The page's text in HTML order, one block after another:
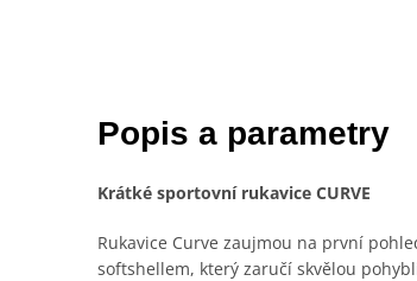
Popis a parametry
Krátké sportovní rukavice CURVE
Rukavice Curve zaujmou na první
softshellem, který zaručí skvělou